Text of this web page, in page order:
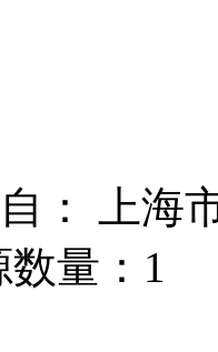
： 上海
数量：1